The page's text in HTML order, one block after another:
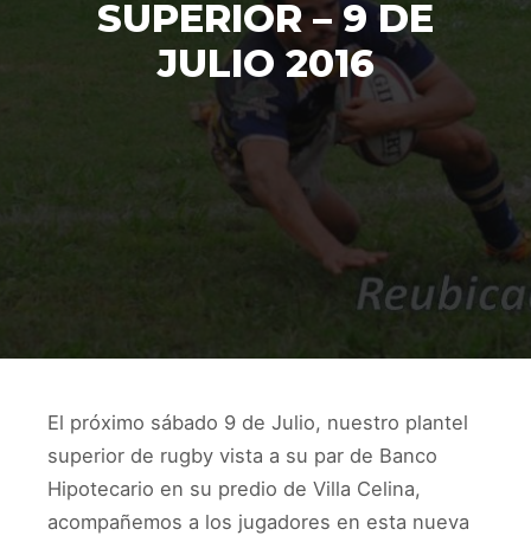
SUPERIOR – 9 DE
JULIO 2016
El próximo sábado 9 de Julio, nuestro plantel
superior de rugby vista a su par de Banco
Hipotecario en su predio de Villa Celina,
acompañemos a los jugadores en esta nueva